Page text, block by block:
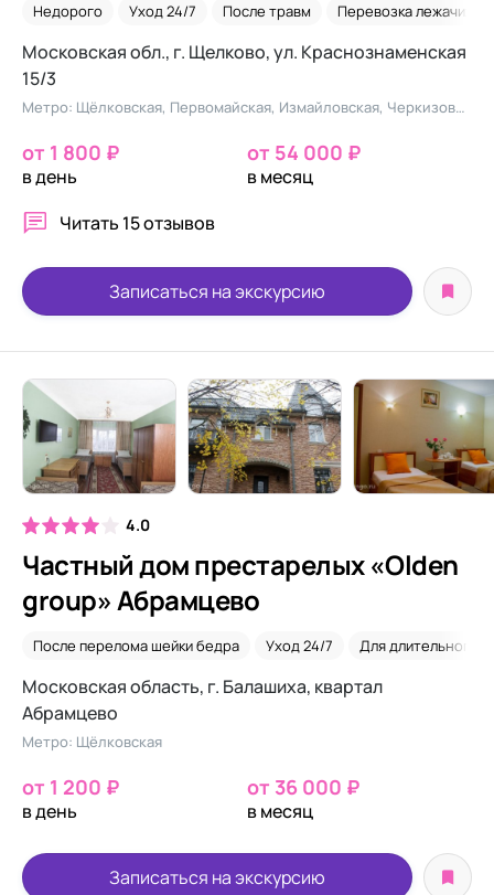
Недорого Уход 24/7 После травм Перевозка лежачих
Московская обл., г. Щелково, ул. Краснознаменская
15/3
Метро: Щёлковская, Первомайская, Измайловская, Черкизовская
от 1 800 ₽
в день
от 54 000 ₽
в месяц
Читать 15 отзывов
Записаться на экскурсию
4.0
Частный дом престарелых «Olden
group» Абрамцево
После перелома шейки бедра Уход 24/7 Для длительного
Московская область, г. Балашиха, квартал
Абрамцево
Метро: Щёлковская
от 1 200 ₽
в день
от 36 000 ₽
в месяц
Записаться на экскурсию